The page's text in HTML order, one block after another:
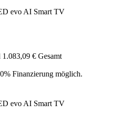
evo AI Smart TV
1.083,09 € Gesamt
Finanzierung möglich.
evo AI Smart TV